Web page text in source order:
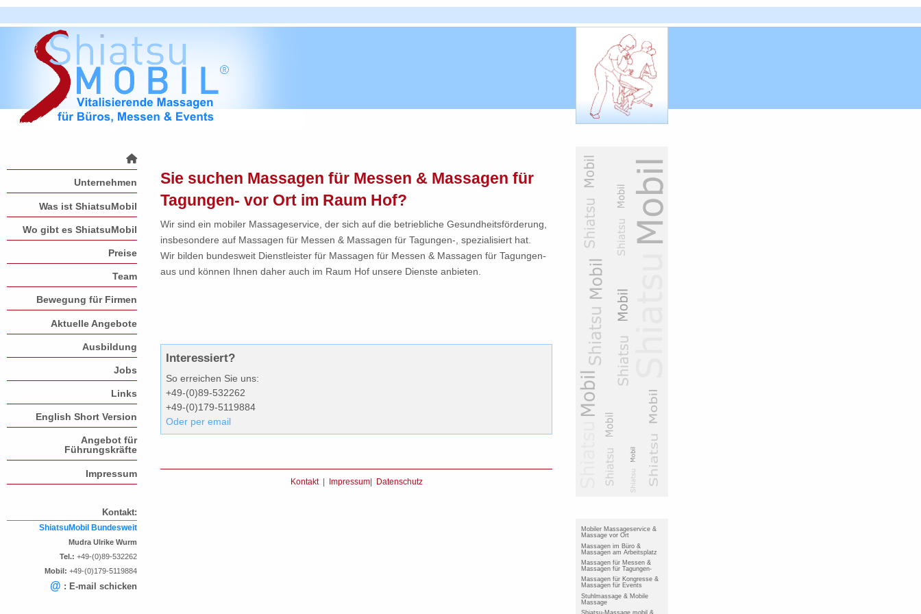
Unternehmen
Was ist ShiatsuMobil
Wo gibt es ShiatsuMobil
Preise
Team
Bewegung für Firmen
Aktuelle Angebote
Ausbildung
Jobs
Links
English Short Version
Angebot für
Führungskräfte
Impressum
Kontakt:
ShiatsuMobil Bundesweit
Mudra Ulrike Wurm
Tel.: +49-(0)89-532262
Mobil: +49-(0)179-5119884
@ : E-mail schicken
Sie suchen Massagen für Messen & Massagen für
Tagungen- vor Ort im Raum Hof?
Wir sind ein mobiler Massageservice, der sich auf die betriebliche Gesundheitsförderung,
insbesondere auf Massagen für Messen & Massagen für Tagungen-, spezialisiert hat.
Wir bilden bundesweit Dienstleister für Massagen für Messen & Massagen für Tagungen-
aus und können Ihnen daher auch im Raum Hof unsere Dienste anbieten.
Interessiert?
So erreichen Sie uns:
+49-(0)89-532262
+49-(0)179-5119884
Oder per email
Kontakt| Impressum| Datenschutz
Mobiler Massageservice &
Massage vor Ort
Massagen im Büro &
Massagen am Arbeitsplatz
Massagen für Messen &
Massagen für Tagungen-
Massagen für Kongresse &
Massagen für Events
Stuhlmassage & Mobile
Massage